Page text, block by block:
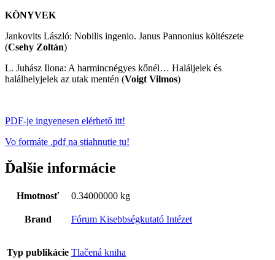
KÖNYVEK
Jankovits László: Nobilis ingenio. Janus Pannonius költészete
(Csehy Zoltán)
L. Juhász Ilona: A harmincnégyes kőnél… Haláljelek és
halálhelyjelek az utak mentén (Voigt Vilmos)
PDF-je ingyenesen elérhető itt!
Vo formáte .pdf na stiahnutie tu!
Ďalšie informácie
Hmotnosť 0.34000000 kg
Brand Fórum Kisebbségkutató Intézet
Typ publikácie Tlačená kniha